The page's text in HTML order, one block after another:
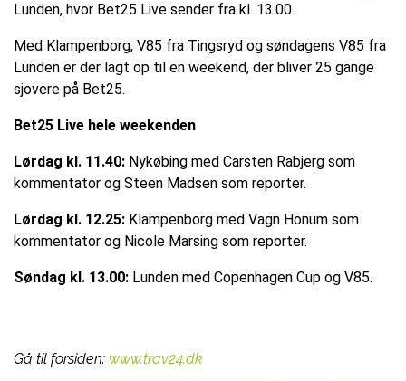
Lunden, hvor Bet25 Live sender fra kl. 13.00.
Med Klampenborg, V85 fra Tingsryd og søndagens V85 fra
Lunden er der lagt op til en weekend, der bliver 25 gange
sjovere på Bet25.
Bet25 Live hele weekenden
Lørdag kl. 11.40: Nykøbing med Carsten Rabjerg som
kommentator og Steen Madsen som reporter.
Lørdag kl. 12.25: Klampenborg med Vagn Honum som
kommentator og Nicole Marsing som reporter.
Søndag kl. 13.00: Lunden med Copenhagen Cup og V85.
Gå til forsiden: www.trav24.dk